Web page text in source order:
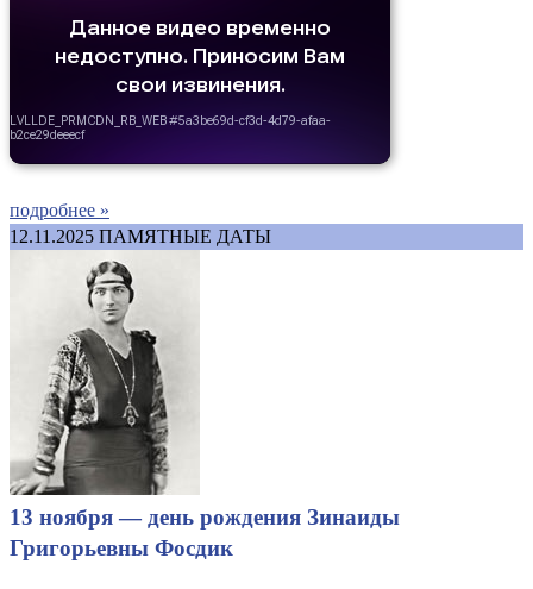
подробнее »
12.11.2025 ПАМЯТНЫЕ ДАТЫ
13 ноября — день рождения Зинаиды
Григорьевны Фосдик